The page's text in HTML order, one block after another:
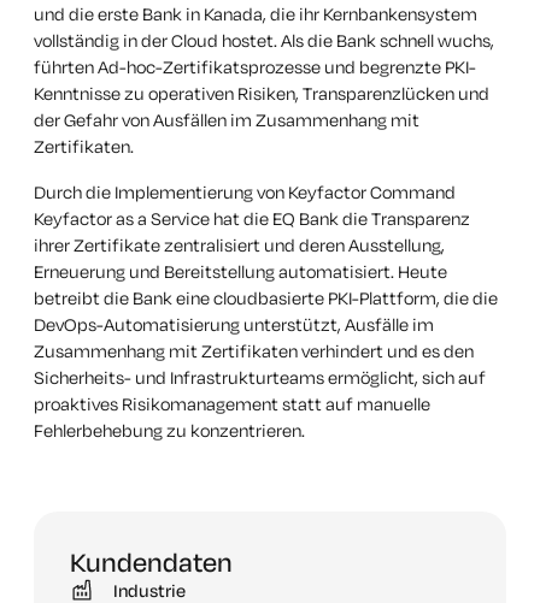
und die erste Bank in Kanada, die ihr Kernbankensystem
vollständig in der Cloud hostet. Als die Bank schnell wuchs,
führten Ad-hoc-Zertifikatsprozesse und begrenzte PKI-
Kenntnisse zu operativen Risiken, Transparenzlücken und
der Gefahr von Ausfällen im Zusammenhang mit
Zertifikaten.
Durch die Implementierung von Keyfactor Command
Keyfactor as a Service hat die EQ Bank die Transparenz
ihrer Zertifikate zentralisiert und deren Ausstellung,
Erneuerung und Bereitstellung automatisiert. Heute
betreibt die Bank eine cloudbasierte PKI-Plattform, die die
DevOps-Automatisierung unterstützt, Ausfälle im
Zusammenhang mit Zertifikaten verhindert und es den
Sicherheits- und Infrastrukturteams ermöglicht, sich auf
proaktives Risikomanagement statt auf manuelle
Fehlerbehebung zu konzentrieren.
Kundendaten
Industrie